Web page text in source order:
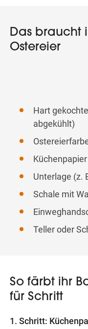
Das braucht
Ostereier
Hart
abgekühlt)
Küchenpapier
Unterlage (z.
Schale mit
Teller oder
So färbt ihr
für Schritt
1. Schritt: